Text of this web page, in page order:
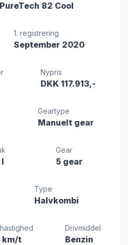
PureTech 82 Cool
1. registrering
September 2020
Nypris
DKK 117.913,-
Geartype
Manuelt gear
l
Gear
5 gear
Type
Halvkombi
km/t
Drivmiddel
Benzin